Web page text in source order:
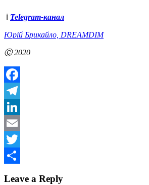
ℹ️ Telegram-канал
Юрій Брикайло, DREAMDIM
Ⓒ 2020
Facebook
Telegram
LinkedIn
Email
Twitter
Leave a Reply